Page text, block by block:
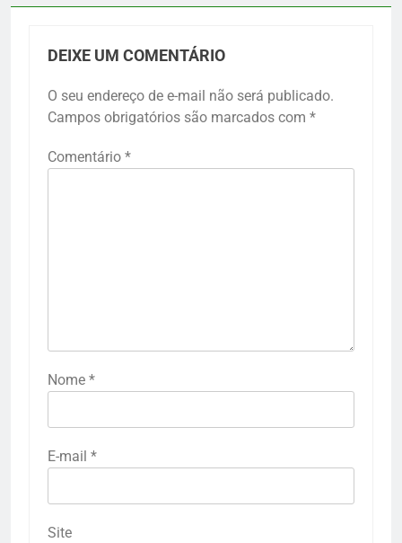
DEIXE UM COMENTÁRIO
O seu endereço de e-mail não será publicado.
Campos obrigatórios são marcados com *
Comentário *
Nome *
E-mail *
Site